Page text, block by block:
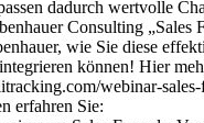
dadurch wertvolle
Consulting „Sales
wie Sie diese
können! Hier
webinar-sales-
erfahren Sie: